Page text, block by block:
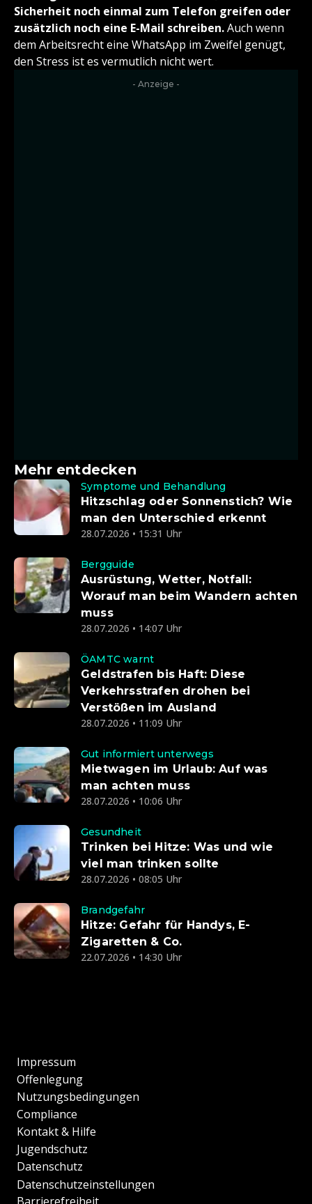
Sicherheit noch einmal zum Telefon greifen oder
zusätzlich noch eine E-Mail schreiben.Auch wenn
dem Arbeitsrecht eine WhatsApp im Zweifel genügt,
den Stress ist es vermutlich nicht wert.
- Anzeige -
Mehr entdecken
Symptome und Behandlung
Hitzschlag oder Sonnenstich? Wie
man den Unterschied erkennt
28.07.2026 • 15:31 Uhr
Bergguide
Ausrüstung, Wetter, Notfall:
Worauf man beim Wandern achten
muss
28.07.2026 • 14:07 Uhr
ÖAMTC warnt
Geldstrafen bis Haft: Diese
Verkehrsstrafen drohen bei
Verstößen im Ausland
28.07.2026 • 11:09 Uhr
Gut informiert unterwegs
Mietwagen im Urlaub: Auf was
man achten muss
28.07.2026 • 10:06 Uhr
Gesundheit
Trinken bei Hitze: Was und wie
viel man trinken sollte
28.07.2026 • 08:05 Uhr
Brandgefahr
Hitze: Gefahr für Handys, E-
Zigaretten & Co.
22.07.2026 • 14:30 Uhr
Impressum
Offenlegung
Nutzungsbedingungen
Compliance
Kontakt & Hilfe
Jugendschutz
Datenschutz
Datenschutzeinstellungen